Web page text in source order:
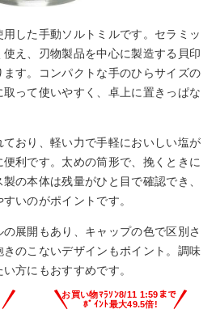
した手動ソルトミルです。セラミッ
え、刃物製品を中心に製造する貝印
す。コンパクトな手のひらサイズの
って使いやすく、卓上に置きっぱな
おり、軽い力で手軽においしい塩が
利です。太めの筒形で、挽くときに
の本体は残量がひと目で確認でき、
いのがポイントです。
展開もあり、キャップの色で区別さ
のこないデザインもポイント。調味
方にもおすすめです。